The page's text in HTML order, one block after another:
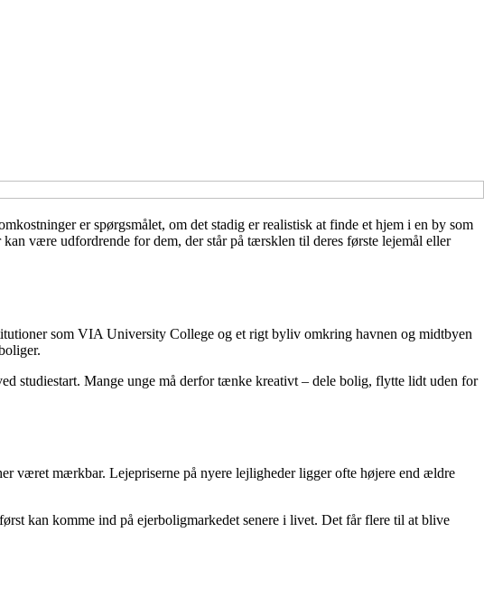
er spørgsmålet, om det stadig er realistisk at finde et hjem i en by som
være udfordrende for dem, der står på tærsklen til deres første lejemål eller
som VIA University College og et rigt byliv omkring havnen og midtbyen
studiestart. Mange unge må derfor tænke kreativt – dele bolig, flytte lidt uden for
været mærkbar. Lejepriserne på nyere lejligheder ligger ofte højere end ældre
kan komme ind på ejerboligmarkedet senere i livet. Det får flere til at blive